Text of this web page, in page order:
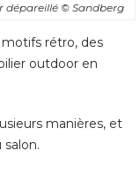
dépareillé © Sandberg
rétro, des
outdoor en
manières, et